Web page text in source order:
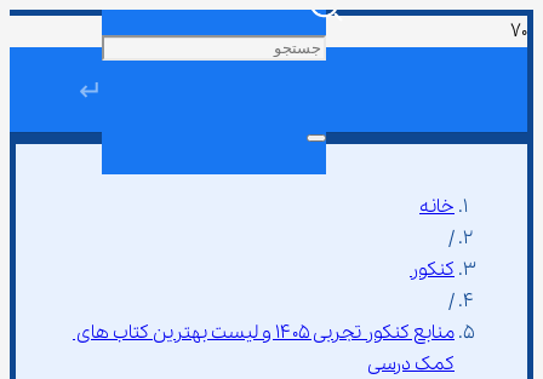
↵
خانه
/
کنکور
/
منابع کنکور تجربی ۱۴۰۵ و لیست بهترین کتاب های
کمک درسی